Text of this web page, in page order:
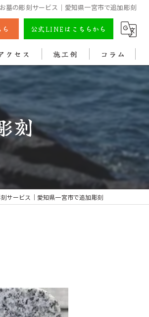
お墓の彫刻サービス｜愛知県一宮市で追加彫刻
公式LINEはこちらから
クセス 施工例 コラム
刻
サービス｜愛知県一宮市で追加彫刻